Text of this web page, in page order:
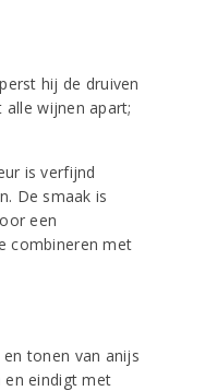
hij de druiven
wijnen apart;
is verfijnd
De smaak is
een
combineren met
tonen van anijs
en eindigt met